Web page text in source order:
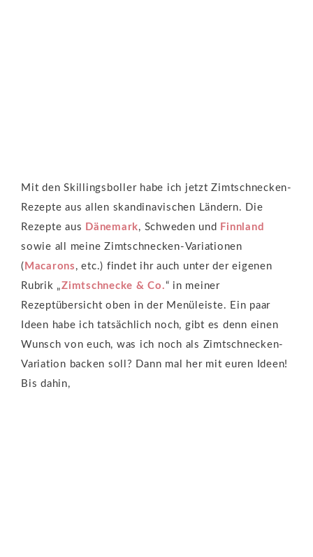
Mit den Skillingsboller habe ich jetzt Zimtschnecken-
Rezepte aus allen skandinavischen Ländern. Die
Rezepte aus Dänemark, Schweden und Finnland
sowie all meine Zimtschnecken-Variationen
( Macarons , etc.) findet ihr auch unter der eigenen
Rubrik „Zimtschnecke & Co.“ in meiner
Rezeptübersicht oben in der Menüleiste. Ein paar
Ideen habe ich tatsächlich noch, gibt es denn einen
Wunsch von euch, was ich noch als Zimtschnecken-
Variation backen soll? Dann mal her mit euren Ideen!
Bis dahin,